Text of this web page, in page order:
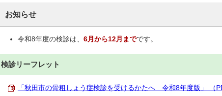
お知らせ
令和8年度の検診は、 6月から12月までです。
検診リーフレット
「秋田市の骨粗しょう症検診を受けるかたへ 令和8年度版」 （